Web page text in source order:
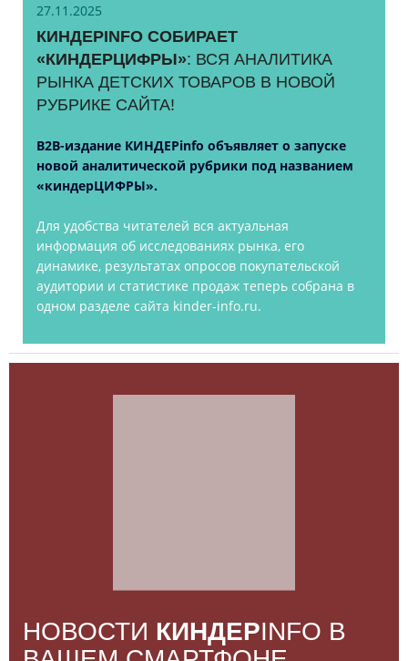
27.11.2025
КИНДЕРINFO СОБИРАЕТ
«КИНДЕРЦИФРЫ»: ВСЯ АНАЛИТИКА
РЫНКА ДЕТСКИХ ТОВАРОВ В НОВОЙ
РУБРИКЕ САЙТА!
B2B-издание КИНДЕРinfo объявляет о запуске
новой аналитической рубрики под названием
«киндерЦИФРЫ».
Для удобства читателей вся актуальная
информация об исследованиях рынка, его
динамике, результатах опросов покупательской
аудитории и статистике продаж теперь собрана в
одном разделе сайта kinder-info.ru.
НОВОСТИ КИНДЕРINFO В